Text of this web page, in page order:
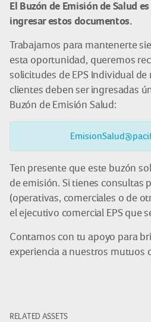
El Buzón de Emisión de Salud
ingresar estos documentos.
Trabajamos para mantenerte
esta oportunidad, queremos
solicitudes de EPS Individual
clientes deben ser ingresadas
Buzón de Emisión Salud:
Ten presente que este buzón
de emisión. Si tienes consultas
(operativas, comerciales o de
el ejecutivo comercial EPS que
Contamos con tu apoyo para
experiencia a nuestros mutuos
RELATED ASSETS